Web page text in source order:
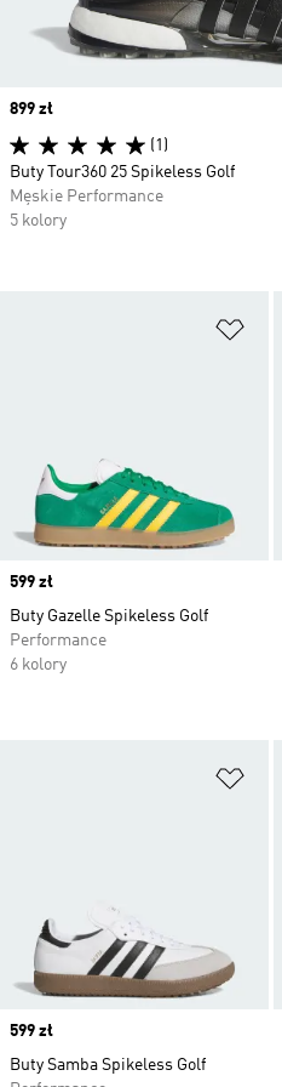
Price
599 zł
Buty Gazelle Spikeless Golf
Performance
6 kolory
Price
599 zł
Buty Samba Spikeless Golf
Price
899 zł
(1)
Buty Tour360 25 Spikeless Golf
Męskie Performance
5 kolory